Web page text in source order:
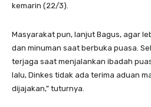
kemarin (22/3).
Masyarakat pun, lanjut Bagus, agar
dan minuman saat berbuka puasa.
terjaga saat menjalankan ibadah
lalu, Dinkes tidak ada terima aduan
dijajakan,” tuturnya.